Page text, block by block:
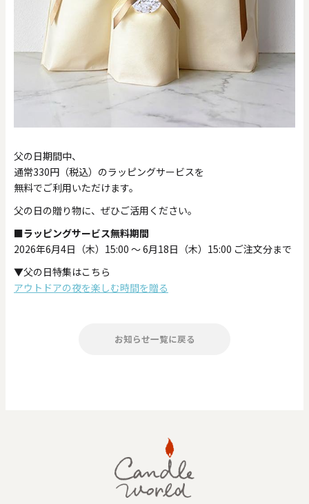
色で探す
お買い物ガイド
父の日期間中、
通常330円（税込）のラッピングサービスを
無料でご利用いただけます。
父の日の贈り物に、ぜひご活用ください。
■ラッピングサービス無料期間
2026年6月4日（木）15:00 ～ 6月18日（木）15:00 ご注文分まで
▼父の日特集はこちら
アウトドアの夜を楽しむ時間を贈る
お知らせ一覧に戻る